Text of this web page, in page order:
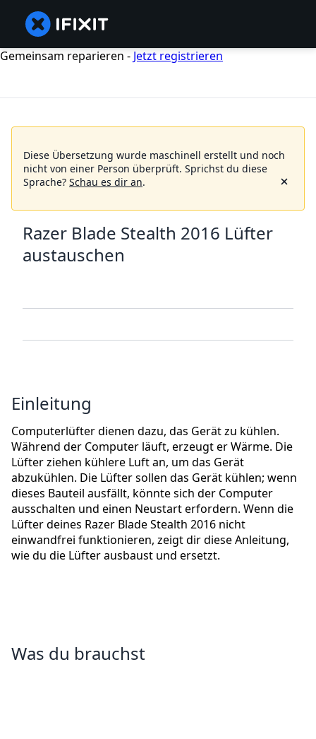
Gemeinsam reparieren - Jetzt registrieren
Diese Übersetzung wurde maschinell erstellt und noch
nicht von einer Person überprüft. Sprichst du diese
Sprache? Schau es dir an.
Razer Blade Stealth 2016 Lüfter
austauschen
Einleitung
Computerlüfter dienen dazu, das Gerät zu kühlen.
Während der Computer läuft, erzeugt er Wärme. Die
Lüfter ziehen kühlere Luft an, um das Gerät
abzukühlen. Die Lüfter sollen das Gerät kühlen; wenn
dieses Bauteil ausfällt, könnte sich der Computer
ausschalten und einen Neustart erfordern. Wenn die
Lüfter deines Razer Blade Stealth 2016 nicht
einwandfrei funktionieren, zeigt dir diese Anleitung,
wie du die Lüfter ausbaust und ersetzt.
Was du brauchst